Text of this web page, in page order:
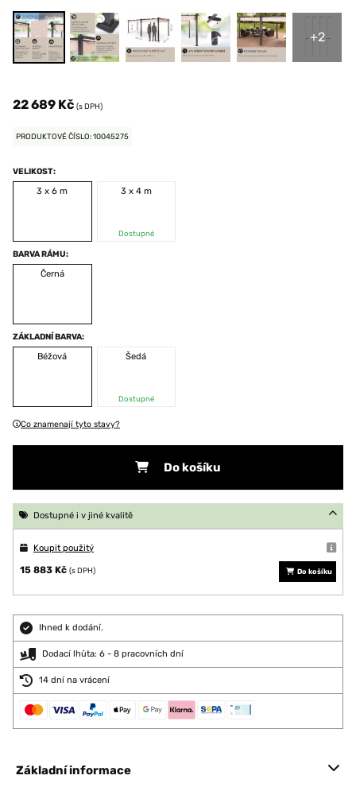
+2
22 689 Kč (s DPH)
PRODUKTOVÉ ČÍSLO: 10045275
VELIKOST:
3 x 6 m
3 x 4 m
Dostupné
BARVA RÁMU:
Černá
ZÁKLADNÍ BARVA:
Béžová
Šedá
Dostupné
Co znamenají tyto stavy?
Do košíku
Dostupné i v jiné kvalitě
Koupit použitý
15 883 Kč (s DPH) Do košíku
Ihned k dodání.
Dodací lhůta: 6 - 8 pracovních dní
14 dní na vrácení
Základní informace